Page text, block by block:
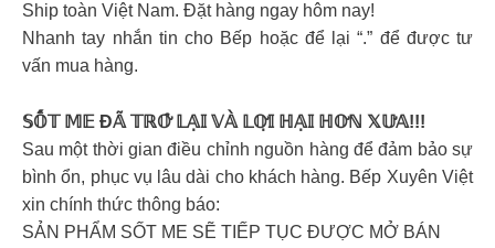
Ship toàn Việt Nam. Đặt hàng ngay hôm nay!
Nhanh tay nhắn tin cho Bếp hoặc để lại “.” để được tư
vấn mua hàng.
𝕊𝕆̂́𝕋 𝕄𝔼 Đ𝔸̃ 𝕋ℝ𝕆̛̉ 𝕃𝔸̣𝕀 𝕍𝔸̀ 𝕃𝕆̛̣𝕀 ℍ𝔸̣𝕀 ℍ𝕆̛ℕ 𝕏𝕌̛𝔸!!!
Sau một thời gian điều chỉnh nguồn hàng để đảm bảo sự
bình ổn, phục vụ lâu dài cho khách hàng. Bếp Xuyên Việt
xin chính thức thông báo:
SẢN PHẨM SỐT ME SẼ TIẾP TỤC ĐƯỢC MỞ BÁN